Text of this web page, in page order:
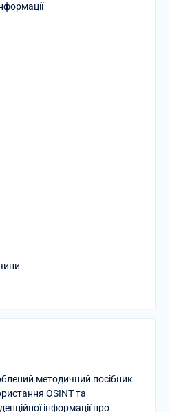
методичний посібник
OSINT та
інформації про